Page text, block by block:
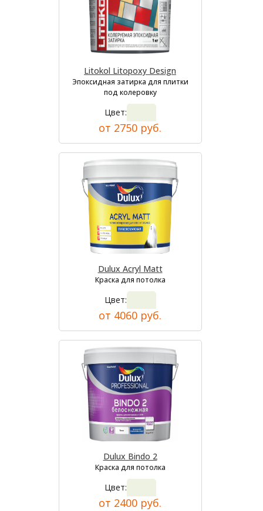
Litokol Litopoxy Design
Эпоксидная затирка для плитки
под колеровку
Цвет:
от 2750 руб.
Dulux Acryl Matt
Краска для потолка
Цвет:
от 4060 руб.
Dulux Bindo 2
Краска для потолка
Цвет:
от 2400 руб.